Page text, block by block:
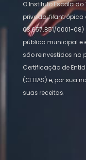
O Instituto Escola
privada, filantrópica
03.657.851/0001-
pública municipal e
são reinvestidos na
Certificação de
(CEBAS) e, por sua
suas receitas.